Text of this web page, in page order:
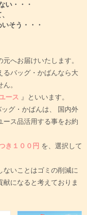
い・・・
そう・・・
へお届けいたします。
るバッグ・かばんなら大
。
ース 』といいます。
グ・かばんは、
国内外
ース品活用する事をお約
き１００円 を、選択して
ないことはゴミの削減に
になると考えておりま